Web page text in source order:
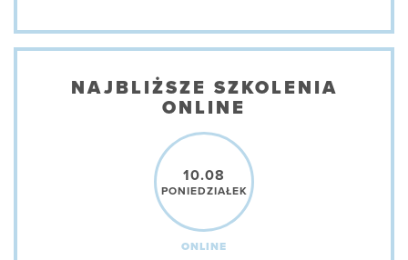
NAJBLIŻSZE SZKOLENIA
ONLINE
10.08
PONIEDZIAŁEK
ONLINE